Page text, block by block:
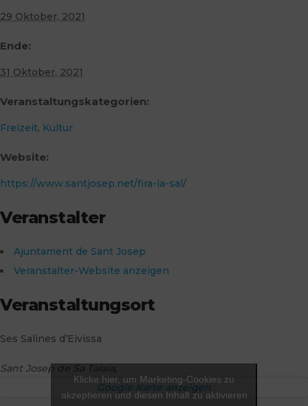
29 Oktober, 2021
Ende:
31 Oktober, 2021
Veranstaltungskategorien:
Freizeit, Kultur
Website:
https://www.santjosep.net/fira-la-sal/
Veranstalter
Ajuntament de Sant Josep
Veranstalter-Website anzeigen
Veranstaltungsort
Ses Salines d’Eivissa
Sant Josep de Sa Talaia
Google Karte anzeigen
Klicke hier, um Marketing-Cookies zu
akzeptieren und diesen Inhalt zu aktivieren